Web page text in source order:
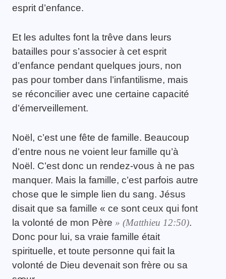
esprit d’enfance.
Et les adultes font la trêve dans leurs
batailles pour s’associer à cet esprit
d’enfance pendant quelques jours, non
pas pour tomber dans l’infantilisme, mais
se réconcilier avec une certaine capacité
d’émerveillement.
Noël, c’est une fête de famille. Beaucoup
d’entre nous ne voient leur famille qu’à
Noël. C’est donc un rendez-vous à ne pas
manquer. Mais la famille, c’est parfois autre
chose que le simple lien du sang. Jésus
disait que sa famille « ce sont ceux qui font
la volonté de mon Père » (Matthieu 12:50).
Donc pour lui, sa vraie famille était
spirituelle, et toute personne qui fait la
volonté de Dieu devenait son frère ou sa